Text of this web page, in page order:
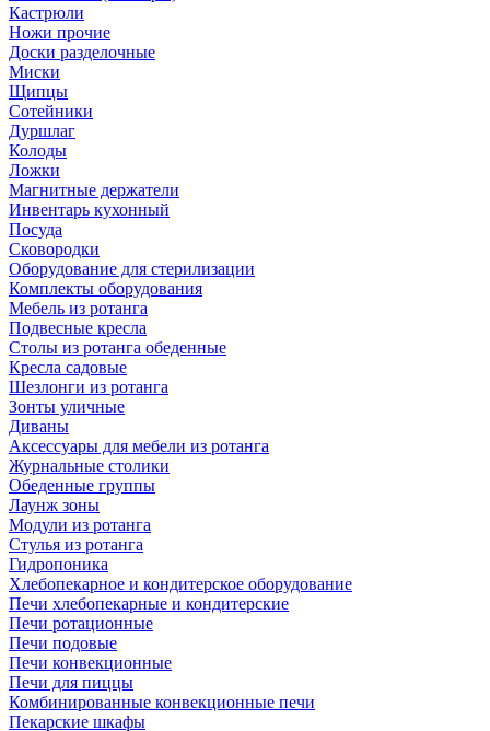
Кастрюли
Ножи прочие
Доски разделочные
Миски
Щипцы
Сотейники
Дуршлаг
Колоды
Ложки
Магнитные держатели
Инвентарь кухонный
Посуда
Сковородки
Оборудование для стерилизации
Комплекты оборудования
Мебель из ротанга
Подвесные кресла
Столы из ротанга обеденные
Кресла садовые
Шезлонги из ротанга
Зонты уличные
Диваны
Аксессуары для мебели из ротанга
Журнальные столики
Обеденные группы
Лаунж зоны
Модули из ротанга
Стулья из ротанга
Гидропоника
Хлебопекарное и кондитерское оборудование
Печи хлебопекарные и кондитерские
Печи ротационные
Печи подовые
Печи конвекционные
Печи для пиццы
Комбинированные конвекционные печи
Пекарские шкафы